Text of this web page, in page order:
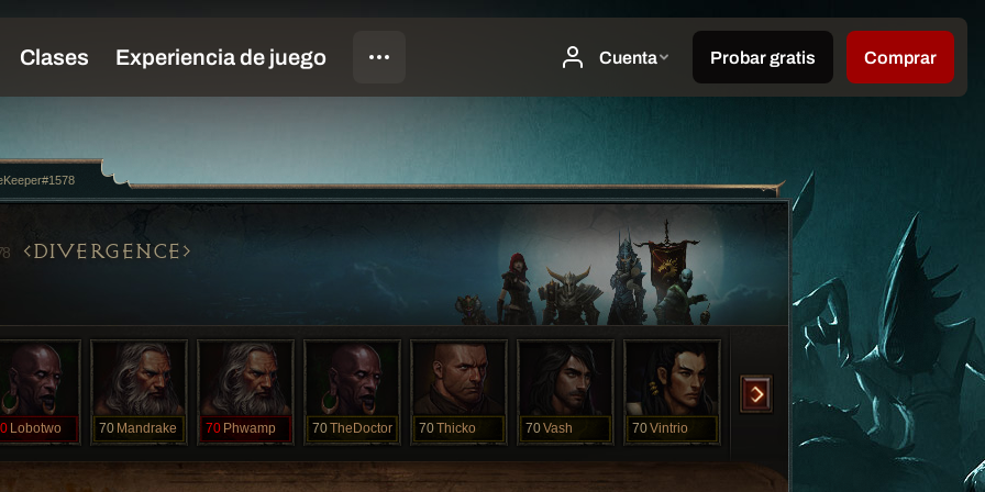
DIVERGENCE
Lobotwo 70 Mandrake 70 Phwamp 70TheDoctor 70Thicko 70Vash 70Vintrio 70Wonder